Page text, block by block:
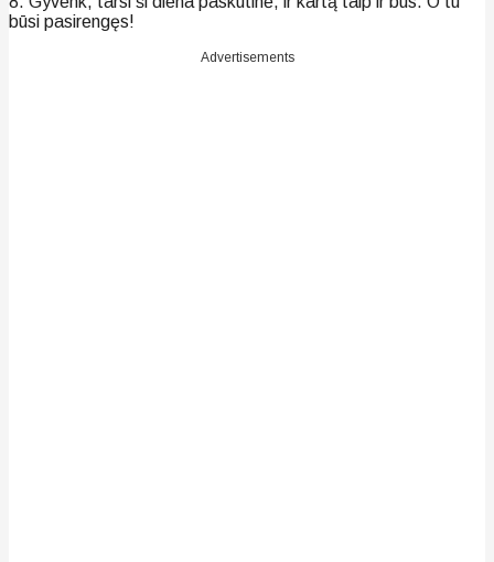
būsi pasirengęs!
Advertisements